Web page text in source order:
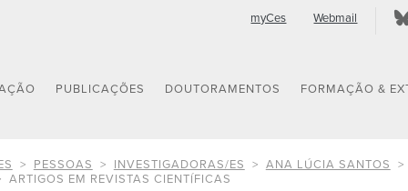
myCes Webmail
PUBLICAÇÕES DOUTORAMENTOS FORMAÇÃO &
PESSOAS INVESTIGADORAS/ES
ANA LÚCIA SANTOS
ARTIGOS EM REVISTAS CIENTÍFICAS